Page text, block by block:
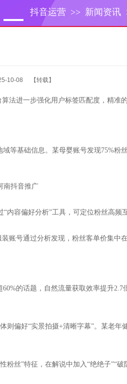
抖音运营 >> 新闻资讯
10-08 【转载】
法进一步强化用户标签匹配度，精
等基础信息。某母婴账号发现75%粉
容偏好分析”工具，可定位粉丝高频互
号通过分析发现，粉丝客单价集中
的话题，自然流量获取效率提升
偏好“实景拍摄+清晰字幕”。某老年
丝”特征，在解说中加入“绝绝子”“